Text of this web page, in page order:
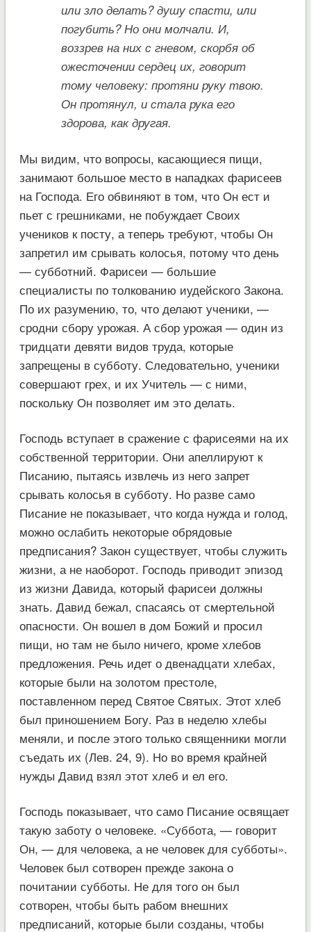
или зло делать? душу спасти, или
погубить? Но они молчали. И,
воззрев на них с гневом, скорбя об
ожесточении сердец их, говорит
тому человеку: протяни руку твою.
Он протянул, и стала рука его
здорова, как другая.
Мы видим, что вопросы, касающиеся пищи,
занимают большое место в нападках фарисеев
на Господа. Его обвиняют в том, что Он ест и
пьет с грешниками, не побуждает Своих
учеников к посту, а теперь требуют, чтобы Он
запретил им срывать колосья, потому что день
— субботний. Фарисеи — большие
специалисты по толкованию иудейского Закона.
По их разумению, то, что делают ученики, —
сродни сбору урожая. А сбор урожая — один из
тридцати девяти видов труда, которые
запрещены в субботу. Следовательно, ученики
совершают грех, и их Учитель — с ними,
поскольку Он позволяет им это делать.
Господь вступает в сражение с фарисеями на их
собственной территории. Они апеллируют к
Писанию, пытаясь извлечь из него запрет
срывать колосья в субботу. Но разве само
Писание не показывает, что когда нужда и голод,
можно ослабить некоторые обрядовые
предписания? Закон существует, чтобы служить
жизни, а не наоборот. Господь приводит эпизод
из жизни Давида, который фарисеи должны
знать. Давид бежал, спасаясь от смертельной
опасности. Он вошел в дом Божий и просил
пищи, но там не было ничего, кроме хлебов
предложения. Речь идет о двенадцати хлебах,
которые были на золотом престоле,
поставленном перед Святое Святых. Этот хлеб
был приношением Богу. Раз в неделю хлебы
меняли, и после этого только священники могли
съедать их (Лев. 24, 9). Но во время крайней
нужды Давид взял этот хлеб и ел его.
Господь показывает, что само Писание освящает
такую заботу о человеке. «Суббота, — говорит
Он, — для человека, а не человек для субботы».
Человек был сотворен прежде закона о
почитании субботы. Не для того он был
сотворен, чтобы быть рабом внешних
предписаний, которые были созданы, чтобы